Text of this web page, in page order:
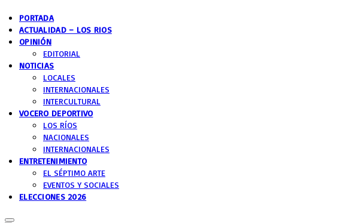
PORTADA
ACTUALIDAD – LOS RIOS
OPINIÓN
EDITORIAL
NOTICIAS
LOCALES
INTERNACIONALES
INTERCULTURAL
VOCERO DEPORTIVO
LOS RÍOS
NACIONALES
INTERNACIONALES
ENTRETENIMIENTO
EL SÉPTIMO ARTE
EVENTOS Y SOCIALES
ELECCIONES 2026